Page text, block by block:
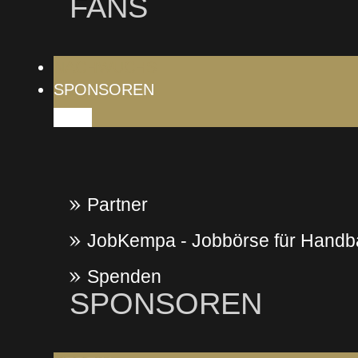
SPONSOREN
Partner
JobKempa - Jobbörse für
Spenden
SPONSOREN